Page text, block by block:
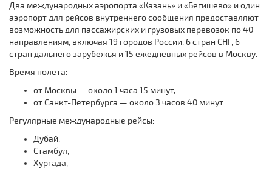
Два международных аэропорта «Казань» и «Бегишево» и один
аэропорт для рейсов внутреннего сообщения предоставляют
возможность для пассажирских и грузовых перевозок по 40
направлениям, включая 19 городов России, 6 стран СНГ, 6
стран дальнего зарубежья и 15 ежедневных рейсов в Москву.
Время полета:
от Москвы — около 1 часа 15 минут,
от Санкт-Петербурга — около 3 часов 40 минут.
Регулярные международные рейсы:
Дубай,
Стамбул,
Хургада,